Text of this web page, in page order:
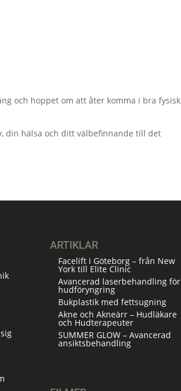
och hoppet om att åter komma i bra fysisk
din hälsa och ditt välbefinnande till det
ARTIKLAR
Facelift i Göteborg – från New
York till Elite Clinic
Avancerad laserbehandling för
hudföryngring
Bukplastik med fettsugning
Akne och Akneärr – Hudläkare
och Hudterapeuter
SUMMER GLOW – Avancerad
ansiktsbehandling